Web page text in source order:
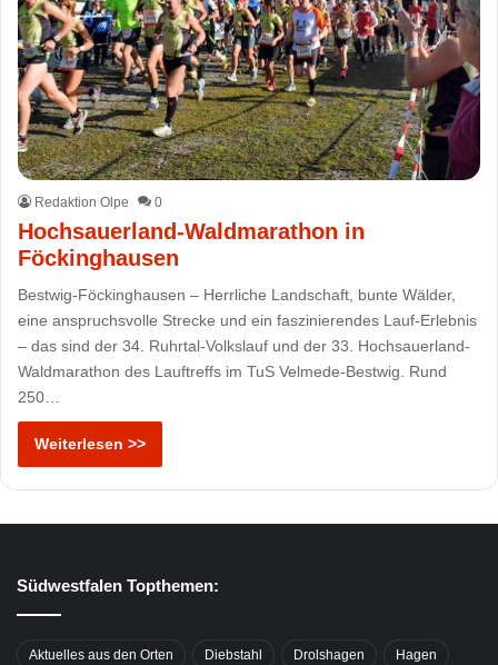
Redaktion Olpe 0
Hochsauerland-Waldmarathon in
Föckinghausen
Bestwig-Föckinghausen – Herrliche Landschaft, bunte Wälder,
eine anspruchsvolle Strecke und ein faszinierendes Lauf-Erlebnis
– das sind der 34. Ruhrtal-Volkslauf und der 33. Hochsauerland-
Waldmarathon des Lauftreffs im TuS Velmede-Bestwig. Rund
250…
Weiterlesen >>
Südwestfalen Topthemen:
Aktuelles aus den Orten Diebstahl Drolshagen Hagen